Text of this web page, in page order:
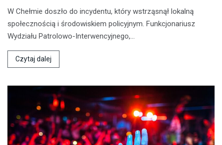
W Chełmie doszło do incydentu, który wstrząsnął lokalną
społecznością i środowiskiem policyjnym. Funkcjonariusz
Wydziału Patrolowo-Interwencyjnego,…
Czytaj dalej